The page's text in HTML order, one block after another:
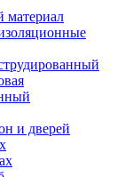
материал
и дверей